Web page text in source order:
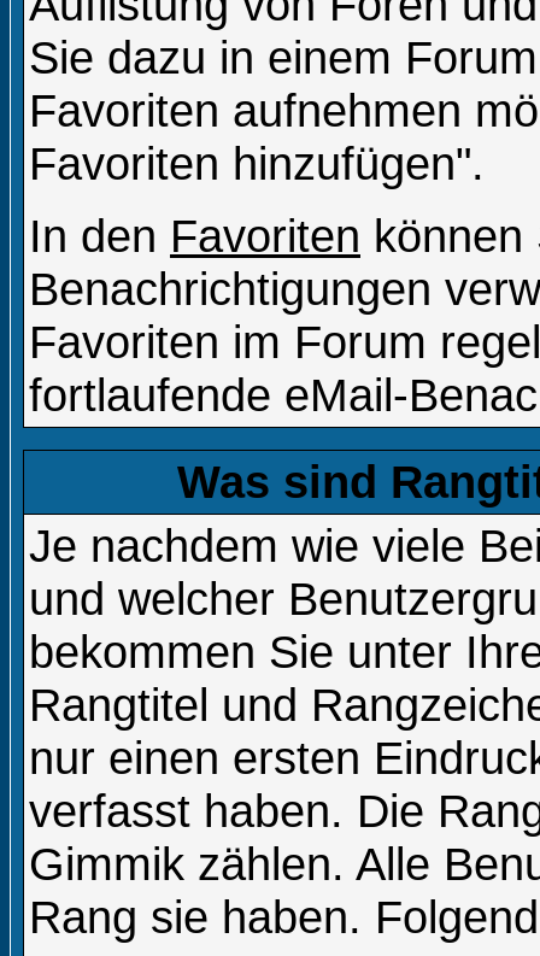
Sie dazu in einem
Favoriten aufnehmen
Favoriten hinzufügen".
In den Favoriten können
Benachrichtigungen
Favoriten im Forum
fortlaufende eMail-
Was sind
Je nachdem wie viele
und welcher
bekommen Sie unter
Rangtitel und
nur einen ersten
verfasst haben. Die
Gimmik zählen. Alle
Rang sie haben.